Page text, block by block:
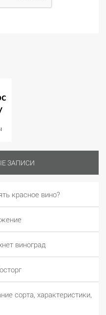
ЗАПИСИ
красное вино?
виноград
сорта, характеристики,